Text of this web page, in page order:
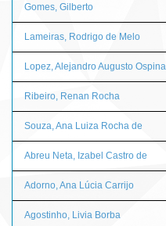
Gomes, Gilberto
Lameiras, Rodrigo de Melo
Lopez, Alejandro Augusto Ospina
Ribeiro, Renan Rocha
Souza, Ana Luiza Rocha de
Abreu Neta, Izabel Castro de
Adorno, Ana Lúcia Carrijo
Agostinho, Livia Borba